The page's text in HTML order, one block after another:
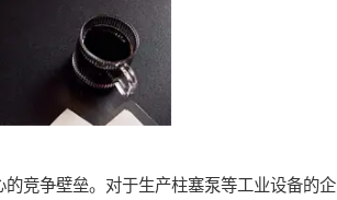
竞争壁垒。对于生产柱塞泵等工业设备的企